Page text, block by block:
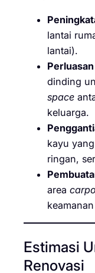
lantai
lantai).
dinding
space
keluarga.
kayu
ringan,
area
Estimasi
Renovasi